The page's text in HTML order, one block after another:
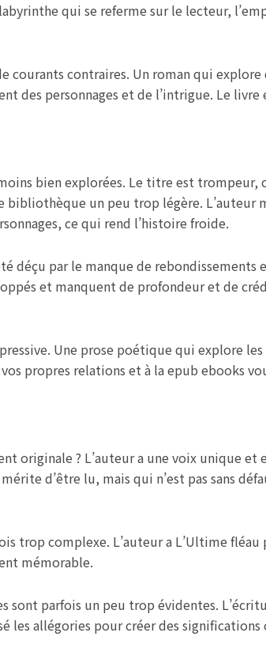
qui se referme sur le lecteur,
courants contraires. Un roman qui explore
des personnages et de l’intrigue. Le livre
bien explorées. Le titre est trompeur,
bibliothèque un peu trop légère. L’auteur
ce qui rend l’histoire froide.
déçu par le manque de rebondissements
et manquent de profondeur et de
Une prose poétique qui explore
propres relations et à la epub ebooks
originale ? L’auteur a une voix unique et
d’être lu, mais qui n’est pas sans
trop complexe. L’auteur a L’Ultime
mémorable.
parfois un peu trop évidentes.
les allégories pour créer des significations